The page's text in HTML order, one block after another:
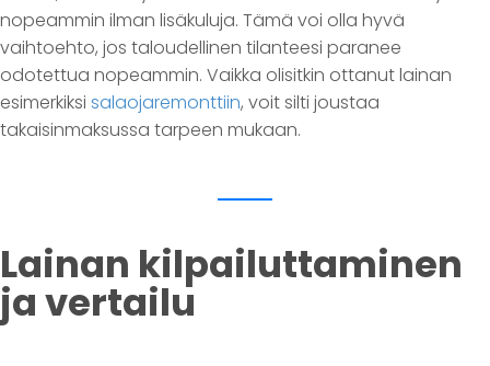
nopeammin ilman lisäkuluja. Tämä voi olla hyvä
vaihtoehto, jos taloudellinen tilanteesi paranee
odotettua nopeammin. Vaikka olisitkin ottanut lainan
esimerkiksi salaojaremonttiin, voit silti joustaa
takaisinmaksussa tarpeen mukaan.
Lainan kilpailuttaminen
ja vertailu